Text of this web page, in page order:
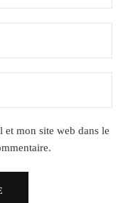
mon site web dans le